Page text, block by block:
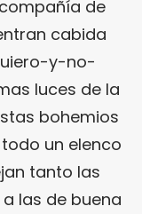
compañía de
cabida
y-no-
luces de la
bohemios
un elenco
tanto las
las de buena